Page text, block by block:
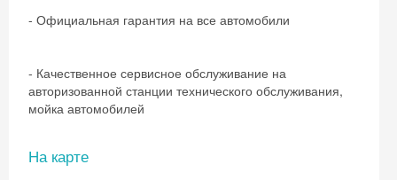
- Официальная гарантия на все автомобили
- Качественное сервисное обслуживание на
авторизованной станции технического обслуживания,
мойка автомобилей
На карте